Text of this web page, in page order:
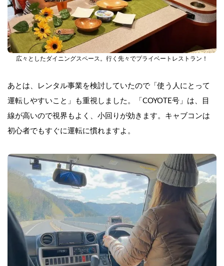
広々としたダイニングスペース。行く先々でプライベートレストラン！
あとは、レンタル事業を検討していたので「使う人にとって
運転しやすいこと」も重視しました。「COYOTE号」は、目
線が高いので視界もよく、小回りが効きます。キャブコンは
初心者でもすぐに運転に慣れますよ。